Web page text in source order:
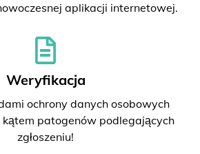
aplikacji internetowej.
Weryfikacja
ochrony danych osobowych
patogenów podlegających
zgłoszeniu!